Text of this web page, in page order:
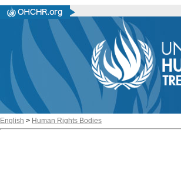
English > Human Rights Bodies